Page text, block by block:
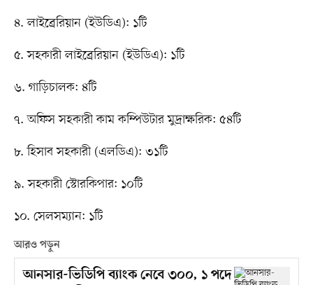
৪. লাইব্রেরিয়ান (ইউডিএ): ১টি
৫. সহকারী লাইব্রেরিয়ান (ইউডিএ): ১টি
৬. গাড়িচালক: ৪টি
৭. অফিস সহকারী কাম কম্পিউটার মুদ্রাক্ষরিক: ৫৪টি
৮. হিসাব সহকারী (এলডিএ): ৩১টি
৯. সহকারী স্টোরকিপার: ১০টি
১০. সেলসম্যান: ১টি
আরও পড়ুন
আনসার-ভিডিপি ব্যাংক নেবে ৩০০, ১ পদে